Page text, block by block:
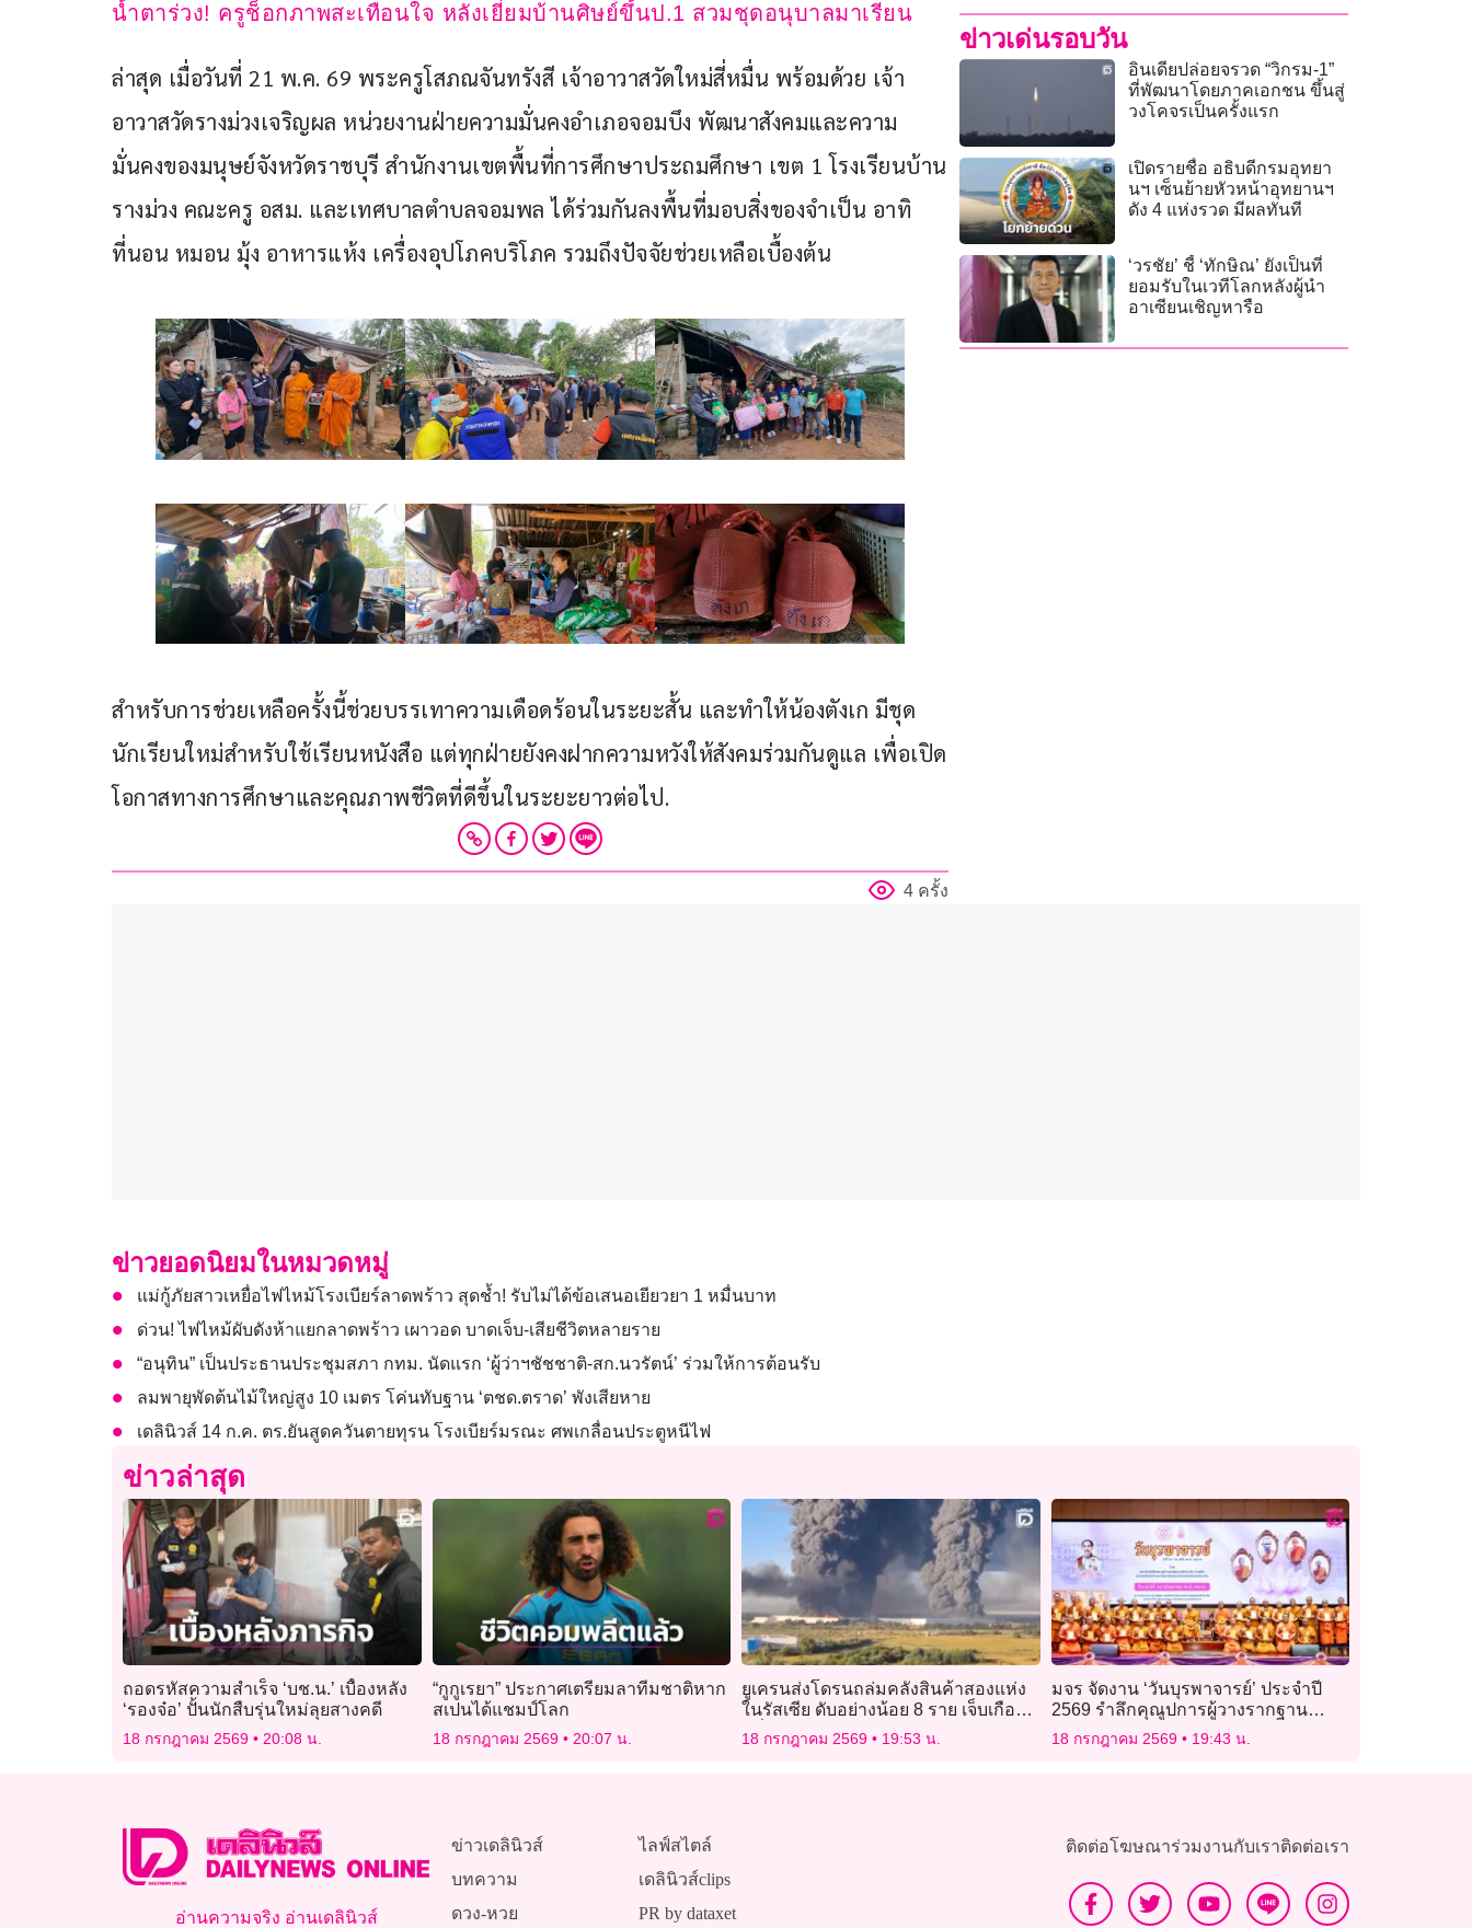
น้ำตาร่วง! ครูช็อกภาพสะเทือนใจ หลังเยี่ยมบ้านศิษย์ขึ้นป.1 สวมชุดอนุบาลมาเรียน
ล่าสุด เมื่อวันที่ 21 พ.ค. 69 พระครูโสภณจันทรังสี เจ้าอาวาสวัดใหม่สี่หมื่น พร้อมด้วย เจ้า
อาวาสวัดรางม่วงเจริญผล หน่วยงานฝ่ายความมั่นคงอำเภอจอมบึง พัฒนาสังคมและความ
มั่นคงของมนุษย์จังหวัดราชบุรี สำนักงานเขตพื้นที่การศึกษาประถมศึกษา เขต 1 โรงเรียนบ้าน
รางม่วง คณะครู อสม. และเทศบาลตำบลจอมพล ได้ร่วมกันลงพื้นที่มอบสิ่งของจำเป็น อาทิ
ที่นอน หมอน มุ้ง อาหารแห้ง เครื่องอุปโภคบริโภค รวมถึงปัจจัยช่วยเหลือเบื้องต้น
สำหรับการช่วยเหลือครั้งนี้ช่วยบรรเทาความเดือดร้อนในระยะสั้น และทำให้น้องตังเก มีชุด
นักเรียนใหม่สำหรับใช้เรียนหนังสือ แต่ทุกฝ่ายยังคงฝากความหวังให้สังคมร่วมกันดูแล เพื่อเปิด
โอกาสทางการศึกษาและคุณภาพชีวิตที่ดีขึ้นในระยะยาวต่อไป.
4 ครั้ง
ข่าวเด่นรอบวัน
อินเดียปล่อยจรวด “วิกรม-1”
ที่พัฒนาโดยภาคเอกชน ขึ้นสู่
วงโคจรเป็นครั้งแรก
เปิดรายชื่อ อธิบดีกรมอุทยา
นฯ เซ็นย้ายหัวหน้าอุทยานฯ
ดัง 4 แห่งรวด มีผลทันที
‘วรชัย’ ชี้ ‘ทักษิณ’ ยังเป็นที่
ยอมรับในเวทีโลกหลังผู้นำ
อาเซียนเชิญหารือ
ข่าวยอดนิยมในหมวดหมู่
แม่กู้ภัยสาวเหยื่อไฟไหม้โรงเบียร์ลาดพร้าว สุดช้ำ! รับไม่ได้ข้อเสนอเยียวยา 1 หมื่นบาท
ด่วน! ไฟไหม้ผับดังห้าแยกลาดพร้าว เผาวอด บาดเจ็บ-เสียชีวิตหลายราย
“อนุทิน” เป็นประธานประชุมสภา กทม. นัดแรก ‘ผู้ว่าฯชัชชาติ-สก.นวรัตน์’ ร่วมให้การต้อนรับ
ลมพายุพัดต้นไม้ใหญ่สูง 10 เมตร โค่นทับฐาน ‘ตชด.ตราด’ พังเสียหาย
เดลินิวส์ 14 ก.ค. ตร.ยันสูดควันตายทุรน โรงเบียร์มรณะ ศพเกลื่อนประตูหนีไฟ
ข่าวล่าสุด
ถอดรหัสความสำเร็จ ‘บช.น.’ เบื้องหลัง
‘รองจ๋อ’ ปั้นนักสืบรุ่นใหม่ลุยสางคดี
18 กรกฎาคม 2569 20:08 น.
“กูกูเรยา” ประกาศเตรียมลาทีมชาติหาก
สเปนได้แชมป์โลก
18 กรกฎาคม 2569 20:07 น.
ยูเครนส่งโดรนถล่มคลังสินค้าสองแห่ง
ในรัสเซีย ดับอย่างน้อย 8 ราย เจ็บเกือบ
ครึ่งร้อย
18 กรกฎาคม 2569 19:53 น.
มจร จัดงาน ‘วันบุรพาจารย์’ ประจำปี
2569 รำลึกคุณูปการผู้วางรากฐาน
มหาวิทยาลัย
18 กรกฎาคม 2569 19:43 น.
อ่านความจริง อ่านเดลินิวส์
ข่าวเดลินิวส์
บทความ
ดวง-หวย
ไลฟ์สไตล์
เดลินิวส์clips
PR by dataxet
ติดต่อโฆษณาร่วมงานกับเราติดต่อเรา